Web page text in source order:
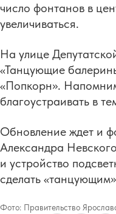
число фонтанов в
увеличиваться.
На улице
«Танцующие
«Попкорн».
благоустраивать в
Обновление ждет и
Александра
и устройство
сделать
Фото: Правительство